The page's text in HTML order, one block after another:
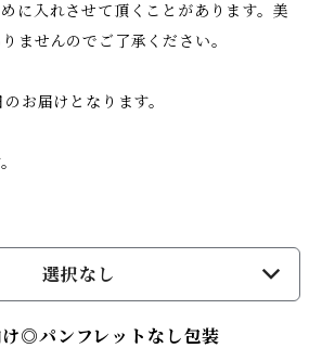
に入れさせて頂くことがあります。美
ませんのでご了承ください。
お届けとなります。
選択なし
け◎パンフレットなし包装